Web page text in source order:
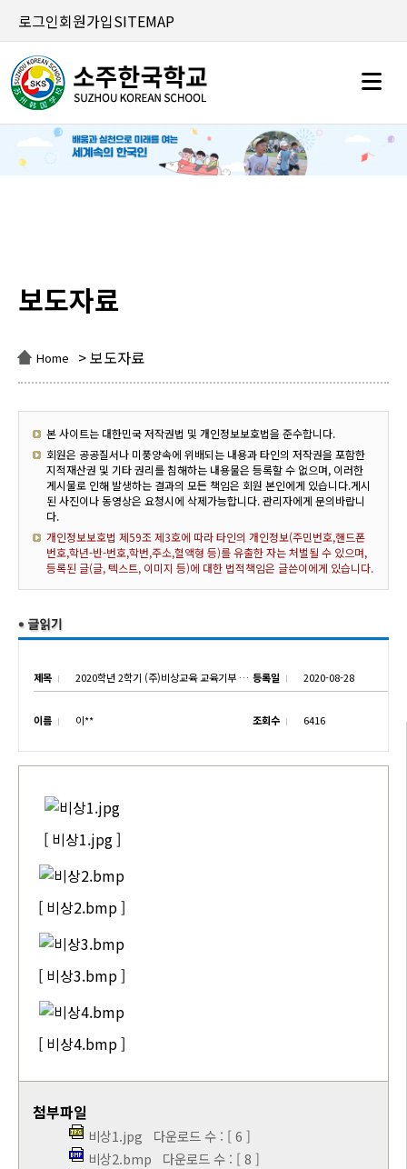
로그인회원가입SITEMAP
보도자료
Home > 보도자료
본 사이트는 대한민국 저작권법 및 개인정보보호법을 준수합니다.
회원은 공공질서나 미풍양속에 위배되는 내용과 타인의 저작권을 포함한
지적재산권 및 기타 권리를 침해하는 내용물은 등록할 수 없으며, 이러한
게시물로 인해 발생하는 결과의 모든 책임은 회원 본인에게 있습니다.게시
된 사진이나 동영상은 요청시에 삭제가능합니다. 관리자에게 문의바랍니
다.
개인정보보호법 제59조 제3호에 따라 타인의 개인정보(주민번호,핸드폰
번호,학년-반-번호,학번,주소,혈액형 등)를 유출한 자는 처벌될 수 있으며,
등록된 글(글, 텍스트, 이미지 등)에 대한 법적책임은 글쓴이에게 있습니다.
제목 2020학년 2학기 (주)비상교육 교육기부 전수식 등록일 2020-08-28
이름 이** 조회수 6416
[ 비상1.jpg ]
[ 비상2.bmp ]
[ 비상3.bmp ]
[ 비상4.bmp ]
첨부파일
비상1.jpg 다운로드 수 : [ 6 ]
비상2.bmp 다운로드 수 : [ 8 ]